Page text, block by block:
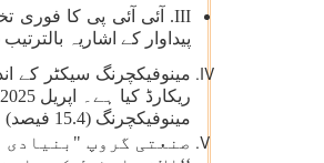
پیداوار کے اشاریہ بالترتیب 130.6، 149.5 اور 214.4 ہے۔
مینوفیکچرنگ (15.4 فیصد) اور آلات این ای سی کی مینوفیکچرنگ (17.0 فیصد)۔
صنعتی گروپ "بنیادی